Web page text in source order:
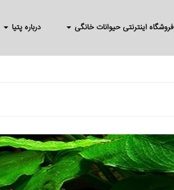
فروشگاه اینترنتی حیوانات خانگی درباره پتیا